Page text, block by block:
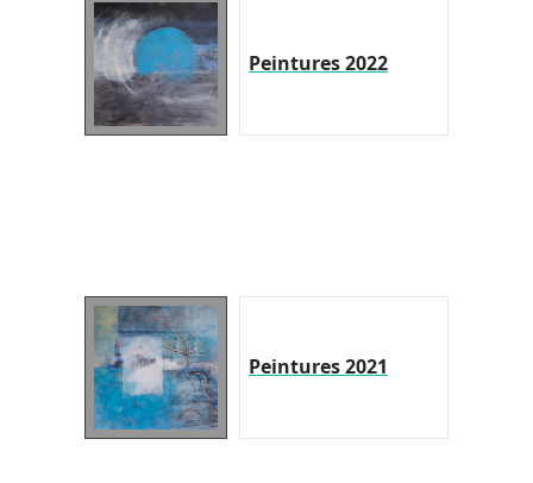
Peintures 2022
Peintures 2021